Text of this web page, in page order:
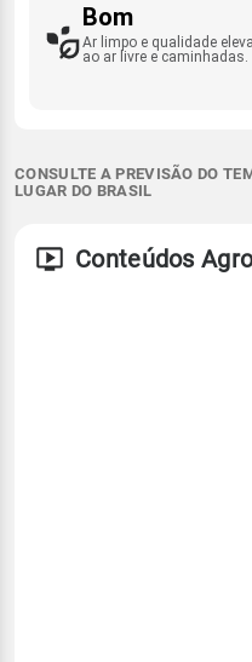
Bom
Ar limpo e qualidade
ao ar livre e caminhadas.
CONSULTE A PREVISÃO DO
LUGAR DO BRASIL
Conteúdos